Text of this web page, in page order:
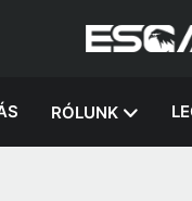
RÓLUNK